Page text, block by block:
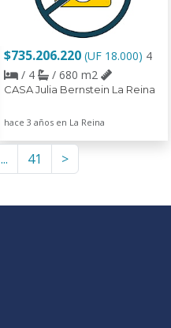
$735.206.220 (UF 18.000) 4
/ 4
/ 680 m2
CASA Julia Bernstein La Reina
hace 3 años en La Reina
... 41 >